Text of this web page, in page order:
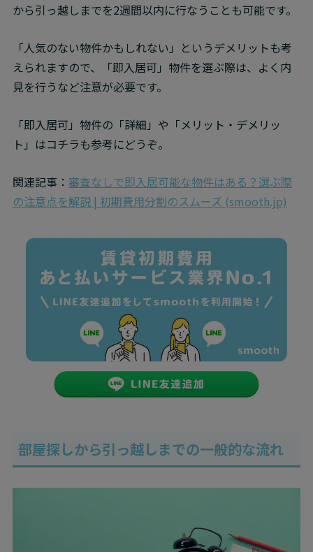
から引っ越しまでを2週間以内に行なうことも可能です。
「人気のない物件かもしれない」というデメリットも考
えられますので、「即入居可」物件を選ぶ際は、よく内
見を行うなど注意が必要です。
「即入居可」物件の「詳細」や「メリット・デメリッ
ト」はコチラも参考にどうぞ。
関連記事： 審査なしで即入居可能な物件はある？選ぶ際
の注意点を解説 | 初期費用分割のスムーズ (smooth.jp)
部屋探しから引っ越しまでの一般的な流れ